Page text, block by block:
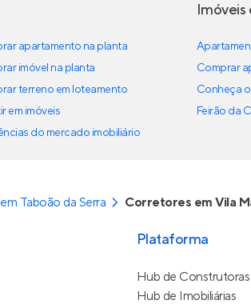
apartamento na planta
imóvel na planta
terreno em loteamento
em imóveis
do mercado imobiliário
Imóveis
Comprar
Conheça
Feirão da
Taboão da Serra Corretores em Vila
Plataforma
Hub de Construtoras
Hub de Imobiliárias